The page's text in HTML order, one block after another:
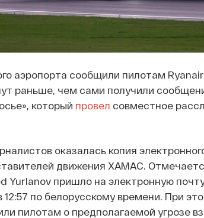
аэропорта сообщили пилотам
раньше, чем сами получили
который провел совместное
оказалась копия
движения ХАМАС.
Yurlanov пришло на электронную
по белорусскому времени. При
пилотам о предполагаемой угрозе